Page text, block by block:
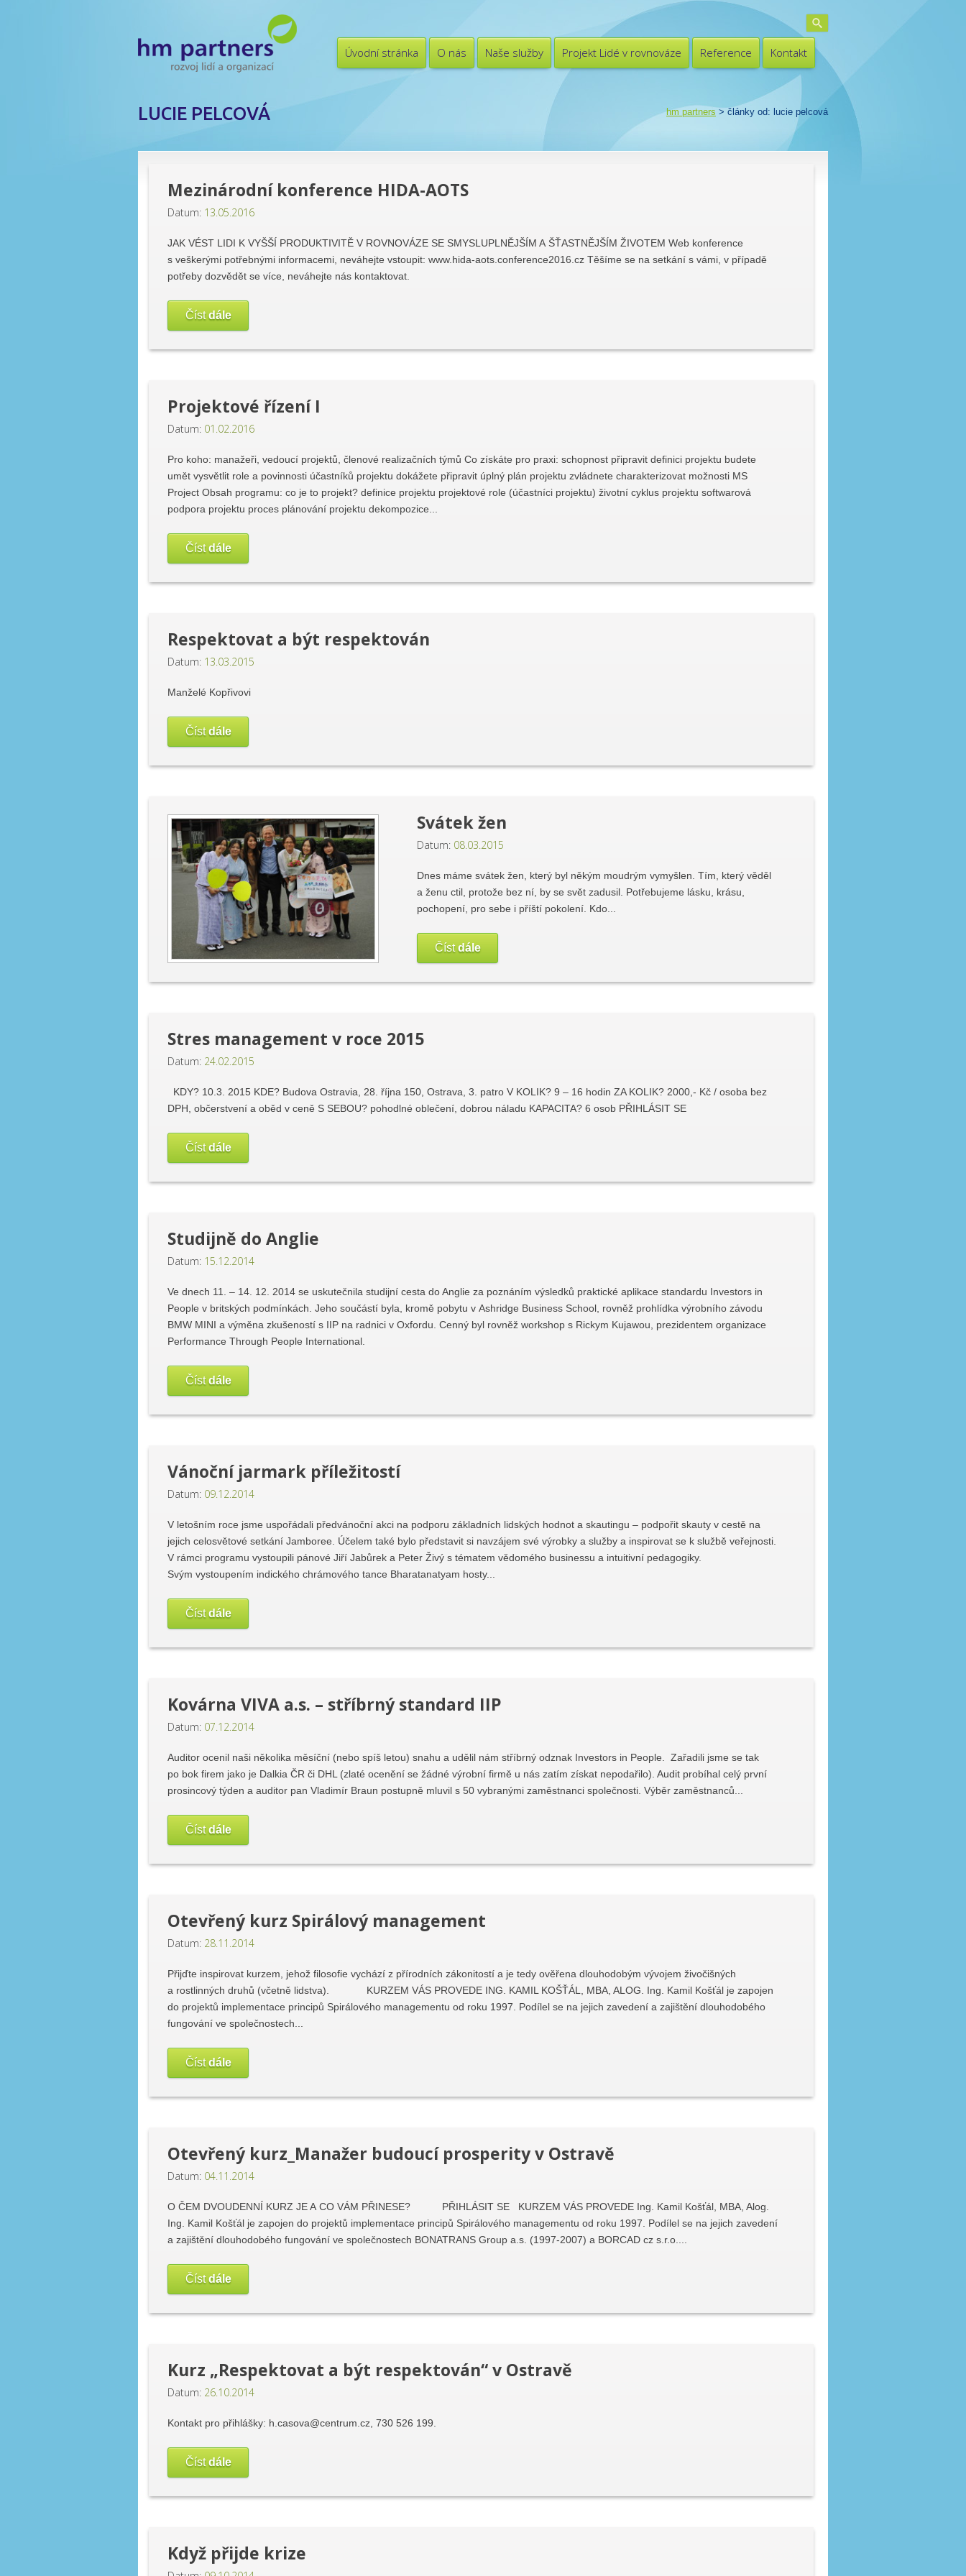
Úvodní stránka O nás Naše služby Projekt Lidé v rovnováze Reference Kontakt
LUCIE PELCOVÁ hm partners > články od: lucie pelcová
Mezinárodní konference HIDA-AOTS
Datum: 13.05.2016
JAK VÉST LIDI K VYŠŠÍ PRODUKTIVITĚ V ROVNOVÁZE SE SMYSLUPLNĚJŠÍM A ŠŤASTNĚJŠÍM ŽIVOTEM Web konference
s veškerými potřebnými informacemi, neváhejte vstoupit: www.hida-aots.conference2016.cz Těšíme se na setkání s vámi, v případě
potřeby dozvědět se více, neváhejte nás kontaktovat.
Čístdále
Projektové řízení I
Datum: 01.02.2016
Pro koho: manažeři, vedoucí projektů, členové realizačních týmů Co získáte pro praxi: schopnost připravit definici projektu budete
umět vysvětlit role a povinnosti účastníků projektu dokážete připravit úplný plán projektu zvládnete charakterizovat možnosti MS
Project Obsah programu: co je to projekt? definice projektu projektové role (účastníci projektu) životní cyklus projektu softwarová
podpora projektu proces plánování projektu dekompozice...
Čístdále
Respektovat a být respektován
Datum: 13.03.2015
Manželé Kopřivovi
Čístdále
Svátek žen
Datum: 08.03.2015
Dnes máme svátek žen, který byl někým moudrým vymyšlen. Tím, který věděl
a ženu ctil, protože bez ní, by se svět zadusil. Potřebujeme lásku, krásu,
pochopení, pro sebe i příští pokolení. Kdo...
Čístdále
Stres management v roce 2015
Datum: 24.02.2015
KDY? 10.3. 2015 KDE? Budova Ostravia, 28. října 150, Ostrava, 3. patro V KOLIK? 9 – 16 hodin ZA KOLIK? 2000,- Kč / osoba bez
DPH, občerstvení a oběd v ceně S SEBOU? pohodlné oblečení, dobrou náladu KAPACITA? 6 osob PŘIHLÁSIT SE
Čístdále
Studijně do Anglie
Datum: 15.12.2014
Ve dnech 11. – 14. 12. 2014 se uskutečnila studijní cesta do Anglie za poznáním výsledků praktické aplikace standardu Investors in
People v britských podmínkách. Jeho součástí byla, kromě pobytu v Ashridge Business School, rovněž prohlídka výrobního závodu
BMW MINI a výměna zkušeností s IIP na radnici v Oxfordu. Cenný byl rovněž workshop s Rickym Kujawou, prezidentem organizace
Performance Through People International.
Čístdále
Vánoční jarmark příležitostí
Datum: 09.12.2014
V letošním roce jsme uspořádali předvánoční akci na podporu základních lidských hodnot a skautingu – podpořit skauty v cestě na
jejich celosvětové setkání Jamboree. Účelem také bylo představit si navzájem své výrobky a služby a inspirovat se k službě veřejnosti.
V rámci programu vystoupili pánové Jiří Jabůrek a Peter Živý s tématem vědomého businessu a intuitivní pedagogiky.
Svým vystoupením indického chrámového tance Bharatanatyam hosty...
Čístdále
Kovárna VIVA a.s. – stříbrný standard IIP
Datum: 07.12.2014
Auditor ocenil naši několika měsíční (nebo spíš letou) snahu a udělil nám stříbrný odznak Investors in People. Zařadili jsme se tak
po bok firem jako je Dalkia ČR či DHL (zlaté ocenění se žádné výrobní firmě u nás zatím získat nepodařilo). Audit probíhal celý první
prosincový týden a auditor pan Vladimír Braun postupně mluvil s 50 vybranými zaměstnanci společnosti. Výběr zaměstnanců...
Čístdále
Otevřený kurz Spirálový management
Datum: 28.11.2014
Přijďte inspirovat kurzem, jehož filosofie vychází z přírodních zákonitostí a je tedy ověřena dlouhodobým vývojem živočišných
a rostlinných druhů (včetně lidstva). KURZEM VÁS PROVEDE ING. KAMIL KOŠŤÁL, MBA, ALOG. Ing. Kamil Košťál je zapojen
do projektů implementace principů Spirálového managementu od roku 1997. Podílel se na jejich zavedení a zajištění dlouhodobého
fungování ve společnostech...
Čístdále
Otevřený kurz_Manažer budoucí prosperity v Ostravě
Datum: 04.11.2014
O ČEM DVOUDENNÍ KURZ JE A CO VÁM PŘINESE? PŘIHLÁSIT SE KURZEM VÁS PROVEDE Ing. Kamil Košťál, MBA, Alog.
Ing. Kamil Košťál je zapojen do projektů implementace principů Spirálového managementu od roku 1997. Podílel se na jejich zavedení
a zajištění dlouhodobého fungování ve společnostech BONATRANS Group a.s. (1997-2007) a BORCAD cz s.r.o....
Čístdále
Kurz „Respektovat a být respektován“ v Ostravě
Datum: 26.10.2014
Kontakt pro přihlášky: h.casova@centrum.cz, 730 526 199.
Čístdále
Když přijde krize